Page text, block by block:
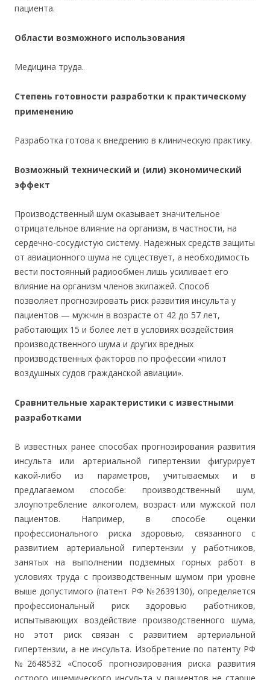
пациента.
Области возможного использования
Медицина труда.
Степень готовности разработки к практическому
применению
Разработка готова к внедрению в клиническую практику.
Возможный технический и (или) экономический
эффект
Производственный шум оказывает значительное
отрицательное влияние на организм, в частности, на
сердечно-сосудистую систему. Надежных средств защиты
от авиационного шума не существует, а необходимость
вести постоянный радиообмен лишь усиливает его
влияние на организм членов экипажей. Способ
позволяет прогнозировать риск развития инсульта у
пациентов — мужчин в возрасте от 42 до 57 лет,
работающих 15 и более лет в условиях воздействия
производственного шума и других вредных
производственных факторов по профессии «пилот
воздушных судов гражданской авиации».
Сравнительные характеристики с известными
разработками
В известных ранее способах прогнозирования развития
инсульта или артериальной гипертензии фигурирует
какой-либо из параметров, учитываемых и в
предлагаемом способе: производственный шум,
злоупотребление алкоголем, возраст или мужской пол
пациентов. Например, в способе оценки
профессионального риска здоровью, связанного с
развитием артериальной гипертензии у работников,
занятых на выполнении подземных горных работ в
условиях труда с производственным шумом при уровне
выше допустимого (патент РФ №2639130), определяется
профессиональный риск здоровью работников,
испытывающих воздействие производственного шума,
но этот риск связан с развитием артериальной
гипертензии, а не инсульта. Изобретение по патенту РФ
№2648532 «Способ прогнозирования риска развития